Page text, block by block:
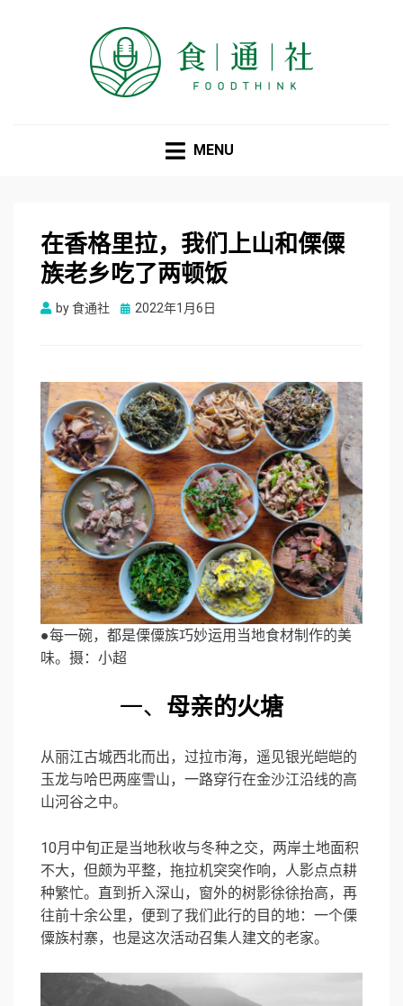
MENU
在香格里拉，我们上山和傈僳
族老乡吃了两顿饭
by食通社
Posted
2022年1月6日
●每一碗，都是傈僳族巧妙运用当地食材制作的美
味。摄：小超
一、 母亲的火塘
从丽江古城西北而出，过拉市海，遥见银光皑皑的
玉龙与哈巴两座雪山，一路穿行在金沙江沿线的高
山河谷之中。
10月中旬正是当地秋收与冬种之交，两岸土地面积
不大，但颇为平整，拖拉机突突作响，人影点点耕
种繁忙。直到折入深山，窗外的树影徐徐抬高，再
往前十余公里，便到了我们此行的目的地：一个傈
僳族村寨，也是这次活动召集人建文的老家。